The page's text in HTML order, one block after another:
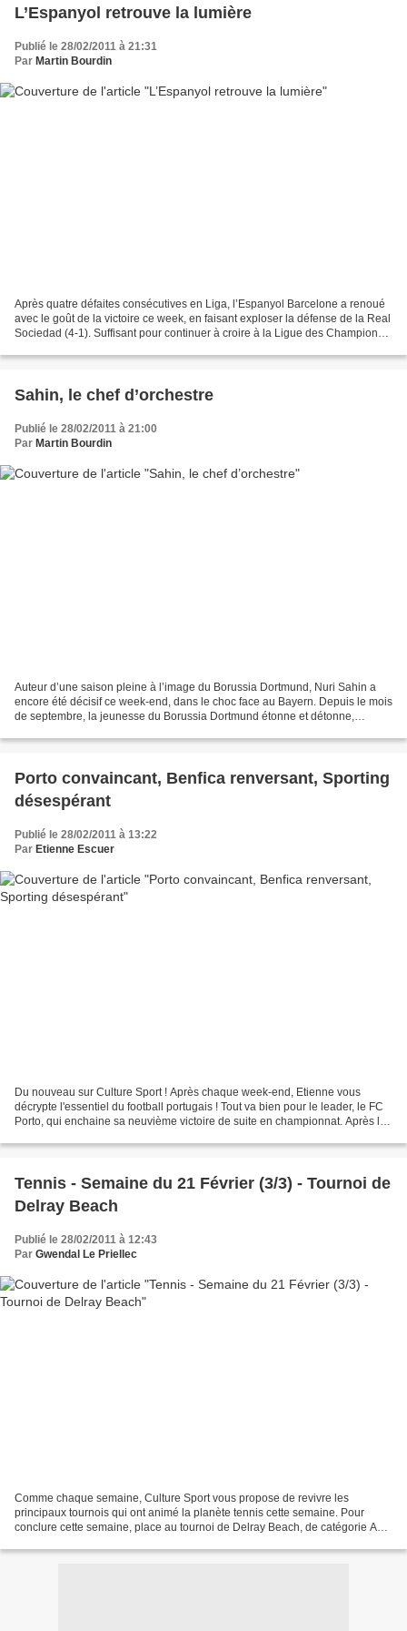
L’Espanyol retrouve la lumière
Publié le 28/02/2011 à 21:31
Par Martin Bourdin
Après quatre défaites consécutives en Liga, l’Espanyol Barcelone a renoué
avec le goût de la victoire ce week, en faisant exploser la défense de la Real
Sociedad (4-1). Suffisant pour continuer à croire à la Ligue des Champions ?
Sahin, le chef d’orchestre
Publié le 28/02/2011 à 21:00
Par Martin Bourdin
Auteur d’une saison pleine à l’image du Borussia Dortmund, Nuri Sahin a
encore été décisif ce week-end, dans le choc face au Bayern. Depuis le mois
de septembre, la jeunesse du Borussia Dortmund étonne et détonne,
Porto convaincant, Benfica renversant, Sporting
désespérant
Publié le 28/02/2011 à 13:22
Par Etienne Escuer
Du nouveau sur Culture Sport ! Après chaque week-end, Etienne vous
décrypte l'essentiel du football portugais ! Tout va bien pour le leader, le FC
Porto, qui enchaine sa neuvième victoire de suite en championnat. Après la
Tennis - Semaine du 21 Février (3/3) - Tournoi de
Delray Beach
Publié le 28/02/2011 à 12:43
Par Gwendal Le Priellec
Comme chaque semaine, Culture Sport vous propose de revivre les
principaux tournois qui ont animé la planète tennis cette semaine. Pour
conclure cette semaine, place au tournoi de Delray Beach, de catégorie ATP